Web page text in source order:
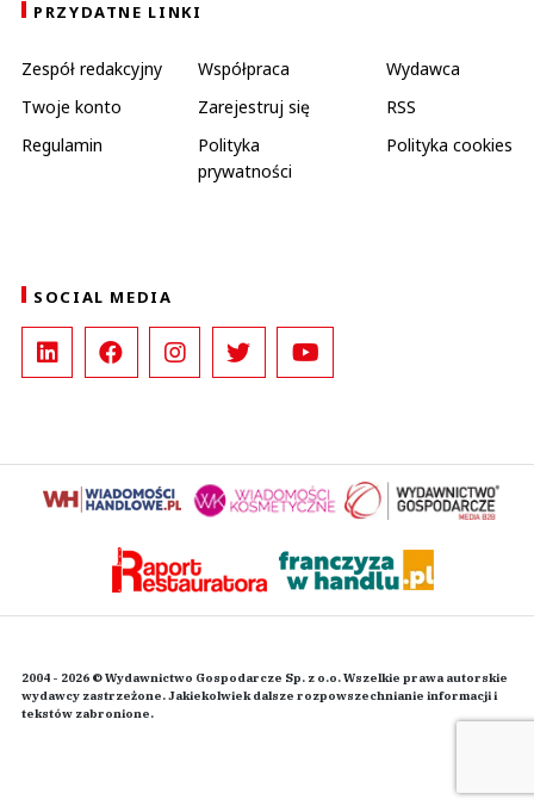
PRZYDATNE LINKI
Zespół redakcyjny Współpraca
Wydawca
Twoje konto
Zarejestruj się
RSS
Regulamin
Polityka
prywatności
Polityka cookies
SOCIAL MEDIA
2004 - 2026 © Wydawnictwo Gospodarcze Sp. z o.o. Wszelkie prawa autorskie
wydawcy zastrzeżone. Jakiekolwiek dalsze rozpowszechnianie informacji i
tekstów zabronione.